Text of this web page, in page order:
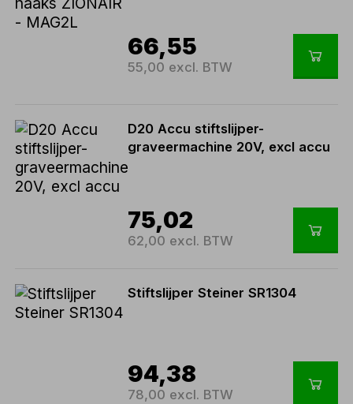
66,55
55,00 excl. BTW
D20 Accu stiftslijper-
graveermachine 20V, excl accu
75,02
62,00 excl. BTW
Stiftslijper Steiner SR1304
94,38
78,00 excl. BTW